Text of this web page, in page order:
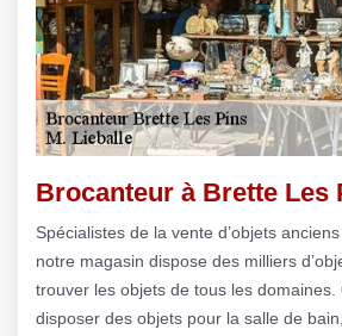
Brocanteur à Brette Les
Spécialistes de la vente d’objets
notre magasin dispose des milliers
trouver les objets de tous les
disposer des objets pour la salle de